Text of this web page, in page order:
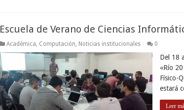
Escuela de Verano de Ciencias
Académica Computación Noticias institucionales 0
Del 18
«Río
Físico-
estará
Leer